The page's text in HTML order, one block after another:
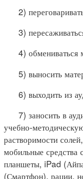
2)
3)
4) обмениваться
5) выносить
6) выходить из
7) заносить в
учебно-
растворимости
мобильные средства
планшеты, iPad
(Смартфон), рации,